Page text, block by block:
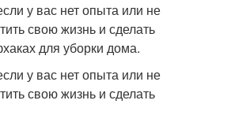
у вас нет опыта или не
свою жизнь и сделать
для уборки дома.
у вас нет опыта или не
свою жизнь и сделать